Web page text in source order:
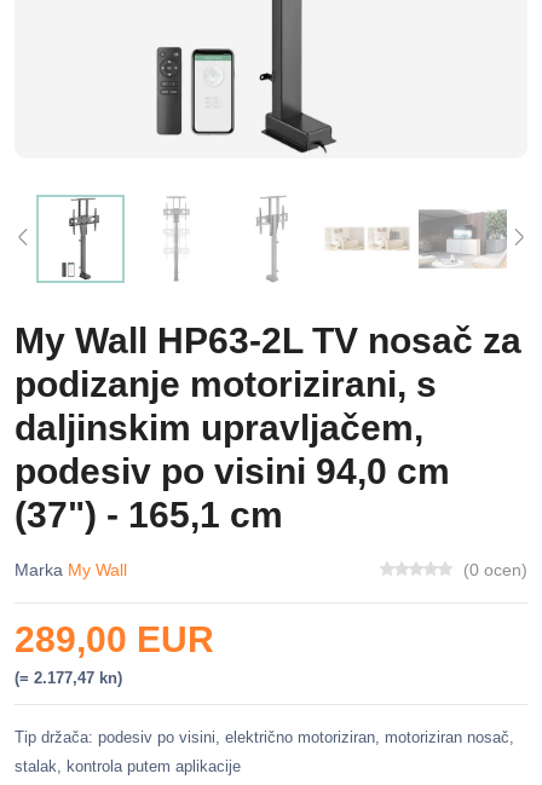
My Wall HP63-2L TV nosač za
podizanje motorizirani, s
daljinskim upravljačem,
podesiv po visini 94,0 cm
(37") - 165,1 cm
Marka My Wall (0 ocen)
289,00 EUR
(= 2.177,47 kn)
Tip držača: podesiv po visini, električno motoriziran, motoriziran nosač,
stalak, kontrola putem aplikacije